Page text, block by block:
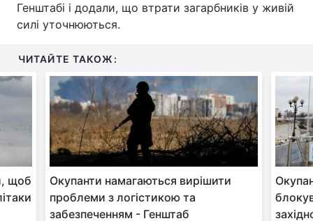
Генштабі і додали, що втрати загарбників у живій
силі уточнюються.
ЧИТАЙТЕ ТАКОЖ:
щоб
Окупанти намагаються вирішити
проблеми з логістикою та
забезпеченням - Генштаб